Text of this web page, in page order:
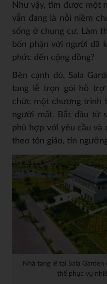
Như vậy, tìm được một
vẫn đang là nỗi niềm
sống ở chung cư. Làm
bổn phận với người đã
phức đến cộng đồng?
Bên cạnh đó, Sala
tang lễ trọn gói hỗ
chức một chương trình
người mất. Bắt đầu từ
phù hợp với yêu cầu và
theo tôn giáo, tín
Nhà tang lễ tại Sala
thể phục vụ